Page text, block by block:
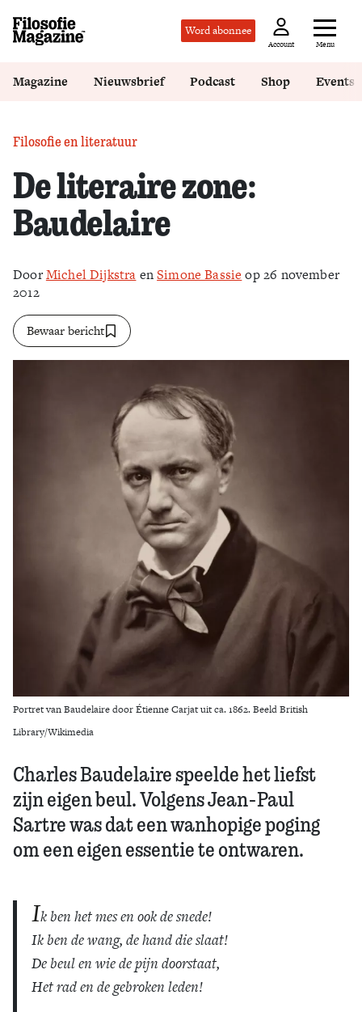
Word abonnee
Account Menu
Magazine Nieuwsbrief Podcast Shop Events
Filosofie en literatuur
De literaire zone:
Baudelaire
DoorMichel Dijkstra enSimone Bassie op 26 november
2012
Bewaar bericht
Portret van Baudelaire door Étienne Carjat uit ca. 1862. Beeld British
Library/Wikimedia
Charles Baudelaire speelde het liefst
zijn eigen beul. Volgens Jean-Paul
Sartre was dat een wanhopige poging
om een eigen essentie te ontwaren.
Ik ben het mes en ook de snede!
Ik ben de wang, de hand die slaat!
De beul en wie de pijn doorstaat,
Het rad en de gebroken leden!